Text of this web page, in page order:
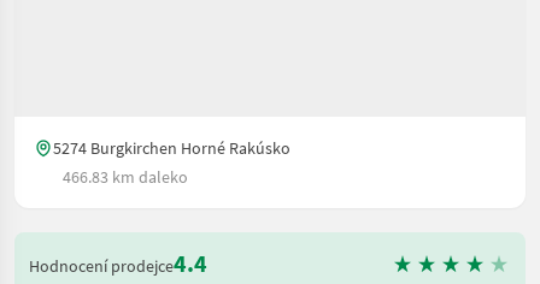
5274 Burgkirchen Horné Rakúsko
466.83 km daleko
Hodnocení prodejce4.4